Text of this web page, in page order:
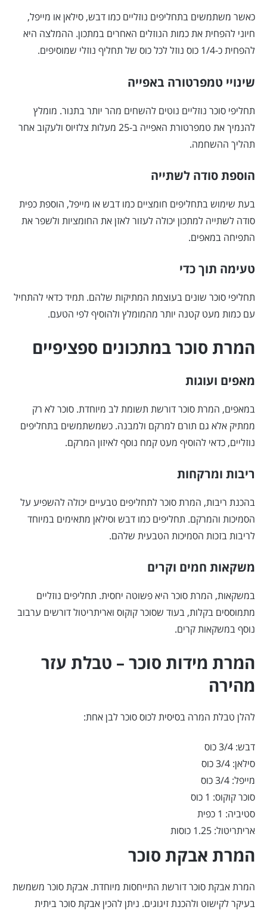
כאשר משתמשים בתחליפים נוזליים כמו דבש, סילאן או מייפל,
חיוני להפחית את כמות הנוזלים האחרים במתכון. ההמלצה היא
להפחית כ-1/4 כוס נוזל לכל כוס של תחליף נוזלי שמוסיפים.
שינויי טמפרטורה באפייה
תחליפי סוכר נוזליים נוטים להשחים מהר יותר בתנור. מומלץ
להנמיך את טמפרטורת האפייה ב-25 מעלות צלזיוס ולעקוב אחר
תהליך ההשחמה.
הוספת סודה לשתייה
בעת שימוש בתחליפים חומציים כמו דבש או מייפל, הוספת כפית
סודה לשתייה למתכון יכולה לעזור לאזן את החומציות ולשפר את
התפיחה במאפים.
טעימה תוך כדי
תחליפי סוכר שונים בעוצמת המתיקות שלהם. תמיד כדאי להתחיל
עם כמות מעט קטנה יותר מהמומלץ ולהוסיף לפי הטעם.
המרת סוכר במתכונים ספציפיים
מאפים ועוגות
במאפים, המרת סוכר דורשת תשומת לב מיוחדת. סוכר לא רק
ממתיק אלא גם תורם למרקם ולמבנה. כשמשתמשים בתחליפים
נוזליים, כדאי להוסיף מעט קמח נוסף לאיזון המרקם.
ריבות ומרקחות
בהכנת ריבות, המרת סוכר לתחליפים טבעיים יכולה להשפיע על
הסמיכות והמרקם. תחליפים כמו דבש וסילאן מתאימים במיוחד
לריבות בזכות הסמיכות הטבעית שלהם.
משקאות חמים וקרים
במשקאות, המרת סוכר היא פשוטה יחסית. תחליפים נוזליים
מתמוססים בקלות, בעוד שסוכר קוקוס ואריתריטול דורשים ערבוב
נוסף במשקאות קרים.
המרת מידות סוכר – טבלת עזר
מהירה
להלן טבלת המרה בסיסית לכוס סוכר לבן אחת:
דבש: 3/4 כוס
סילאן: 3/4 כוס
מייפל: 3/4 כוס
סוכר קוקוס: 1 כוס
סטיביה: 1 כפית
אריתריטול: 1.25 כוסות
המרת אבקת סוכר
המרת אבקת סוכר דורשת התייחסות מיוחדת. אבקת סוכר משמשת
בעיקר לקישוט ולהכנת זיגוגים. ניתן להכין אבקת סוכר ביתית